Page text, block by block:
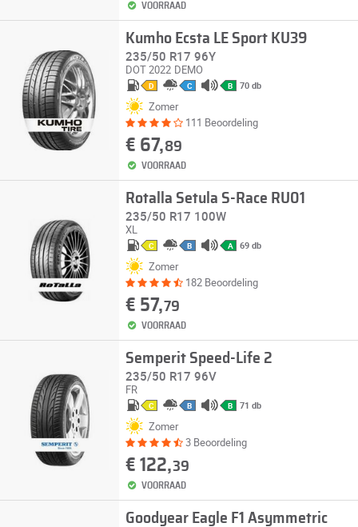
VOORRAAD
Kumho Ecsta LE Sport KU39
235/50 R17 96Y
DOT 2022 DEMO
D C B 70 db
Zomer
111 Beoordeling
€ 67,89
VOORRAAD
Rotalla Setula S-Race RU01
235/50 R17 100W
XL
C B A 69 db
Zomer
182 Beoordeling
€ 57,79
VOORRAAD
Semperit Speed-Life 2
235/50 R17 96V
FR
C B B 71 db
Zomer
3 Beoordeling
€ 122,39
VOORRAAD
Goodyear Eagle F1 Asymmetric